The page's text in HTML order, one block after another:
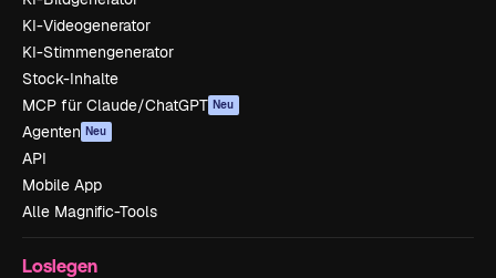
KI-Videogenerator
KI-Stimmengenerator
Stock-Inhalte
MCP für Claude/ChatGPT Neu
Agenten Neu
API
Mobile App
Alle Magnific-Tools
Loslegen